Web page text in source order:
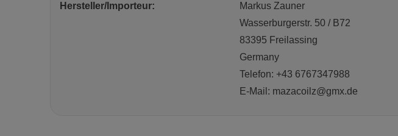
Hersteller/Importeur:
Markus Zauner
Wasserburgerstr. 50 / B72
83395 Freilassing
Germany
Telefon: +43 6767347988
E-Mail: mazacoilz@gmx.de